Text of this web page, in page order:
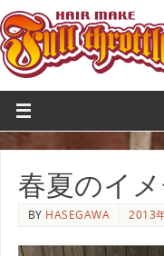
春夏のイメ
BY HASEGAWA 2013